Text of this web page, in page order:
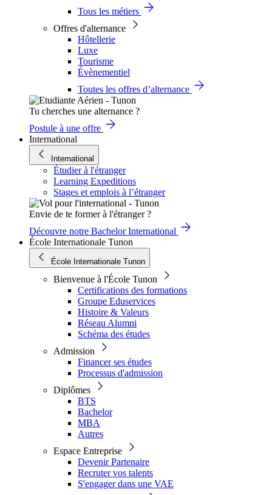
Tous les métiers
Offres d'alternance
Hôtellerie
Luxe
Tourisme
Évènementiel
Toutes les offres d’alternance
Tu cherches une alternance ?
Postule à une offre
International
International
Étudier à l'étranger
Learning Expeditions
Stages et emplois à l’étranger
Envie de te former à l'étranger ?
Découvre notre Bachelor International
École Internationale Tunon
École Internationale Tunon
Bienvenue à l'École Tunon
Certifications des formations
Groupe Eduservices
Histoire & Valeurs
Réseau Alumni
Schéma des études
Admission
Financer ses études
Processus d'admission
Diplômes
BTS
Bachelor
MBA
Autres
Espace Entreprise
Devenir Partenaire
Recruter vos talents
S'engager dans une VAE